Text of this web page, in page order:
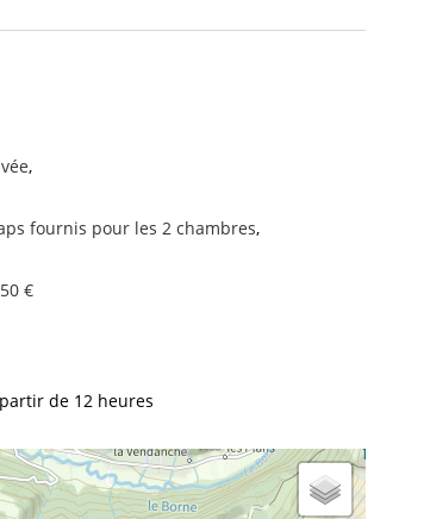
fournis pour les 2 chambres
50 €
de 12 heures